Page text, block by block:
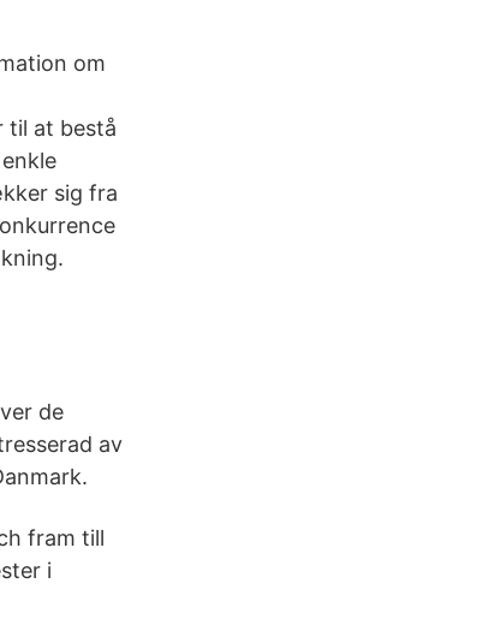
om
til at bestå
sig fra
de
av
fram till
i